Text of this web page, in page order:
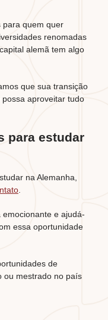
para quem quer
renomadas
alemã tem algo
que sua transição
aproveitar tudo
para estudar
na Alemanha,
e ajudá-
essa oportunidade
de
ou mestrado no país